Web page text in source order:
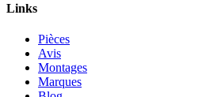
Links
Pièces
Avis
Montages
Marques